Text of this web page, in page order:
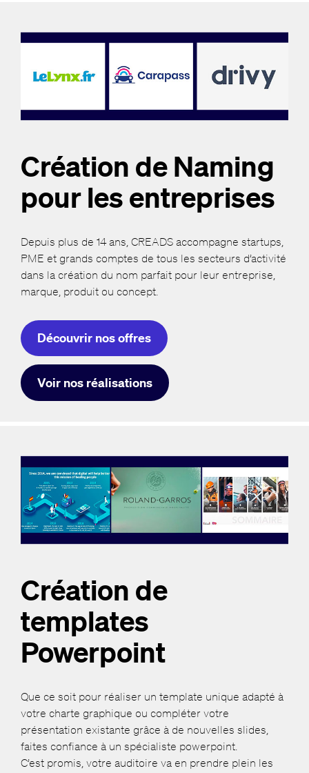
Création de Naming
pour les entreprises
Depuis plus de 14 ans, CREADS accompagne startups,
PME et grands comptes de tous les secteurs d’activité
dans la création du nom parfait pour leur entreprise,
marque, produit ou concept.
Découvrir nos offres
Voir nos réalisations
Création de
templates
Powerpoint
Que ce soit pour réaliser un template unique adapté à
votre charte graphique ou compléter votre
présentation existante grâce à de nouvelles slides,
faites confiance à un spécialiste powerpoint.
C’est promis, votre auditoire va en prendre plein les